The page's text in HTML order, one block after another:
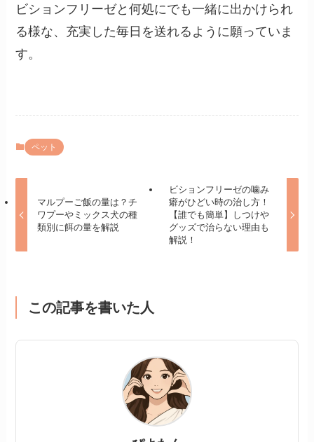
ビションフリーゼと何処にでも一緒に出かけられ
る様な、充実した毎日を送れるように願っていま
す。
ペット
マルプーご飯の量は？チ
ワプーやミックス犬の種
類別に餌の量を解説
ビションフリーゼの噛み
癖がひどい時の治し方！
【誰でも簡単】しつけや
グッズで治らない理由も
解説！
この記事を書いた人